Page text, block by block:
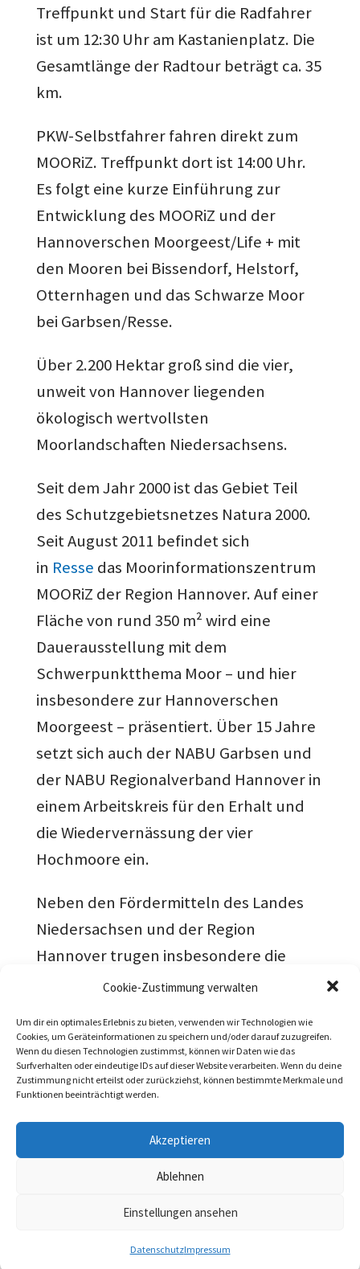
Cookie-Zustimmung verwalten
Um dir ein optimales Erlebnis zu bieten, verwenden wir Technologien wie
Cookies, um Geräteinformationen zu speichern und/oder darauf zuzugreifen.
Wenn du diesen Technologien zustimmst, können wir Daten wie das
Surfverhalten oder eindeutige IDs auf dieser Website verarbeiten. Wenn du deine
Zustimmung nicht erteilst oder zurückziehst, können bestimmte Merkmale und
Funktionen beeinträchtigt werden.
Akzeptieren
Ablehnen
Einstellungen ansehen
DatenschutzImpressum
Treffpunkt und Start für die Radfahrer
ist um 12:30 Uhr am Kastanienplatz. Die
Gesamtlänge der Radtour beträgt ca. 35
km.
PKW-Selbstfahrer fahren direkt zum
MOORiZ. Treffpunkt dort ist 14:00 Uhr.
Es folgt eine kurze Einführung zur
Entwicklung des MOORiZ und der
Hannoverschen Moorgeest/Life + mit
den Mooren bei Bissendorf, Helstorf,
Otternhagen und das Schwarze Moor
bei Garbsen/Resse.
Über 2.200 Hektar groß sind die vier,
unweit von Hannover liegenden
ökologisch wertvollsten
Moorlandschaften Niedersachsens.
Seit dem Jahr 2000 ist das Gebiet Teil
des Schutzgebietsnetzes Natura 2000.
Seit August 2011 befindet sich
in Resse das Moorinformationszentrum
MOORiZ der Region Hannover. Auf einer
Fläche von rund 350 m² wird eine
Dauerausstellung mit dem
Schwerpunktthema Moor – und hier
insbesondere zur Hannoverschen
Moorgeest – präsentiert. Über 15 Jahre
setzt sich auch der NABU Garbsen und
der NABU Regionalverband Hannover in
einem Arbeitskreis für den Erhalt und
die Wiedervernässung der vier
Hochmoore ein.
Neben den Fördermitteln des Landes
Niedersachsen und der Region
Hannover trugen insbesondere die
Zuschüsse der EU zur Finanzierung und
Großprojektes bei.
Mehr Informationen gibt es bei Kaffee
und Kuchen im MOORiZ, Kostenbeitrag
Gäste sind willkommen. Bitte melden